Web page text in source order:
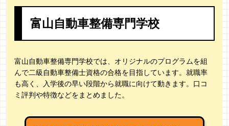
富山自動車整備専門学校
富山自動車整備専門学校では、オリジナルのプログラムを組
んで二級自動車整備士資格の合格を目指しています。就職率
も高く、入学後の早い段階から就職に向けて動きます。口コ
ミ評判や特徴などをまとめました。